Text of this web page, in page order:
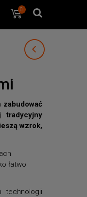
KontoKoszyk
0
zabudować
tradycyjny
wzrok,
łatwo
technologii